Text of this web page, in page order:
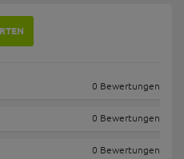
0 Bewertungen
0 Bewertungen
0 Bewertungen